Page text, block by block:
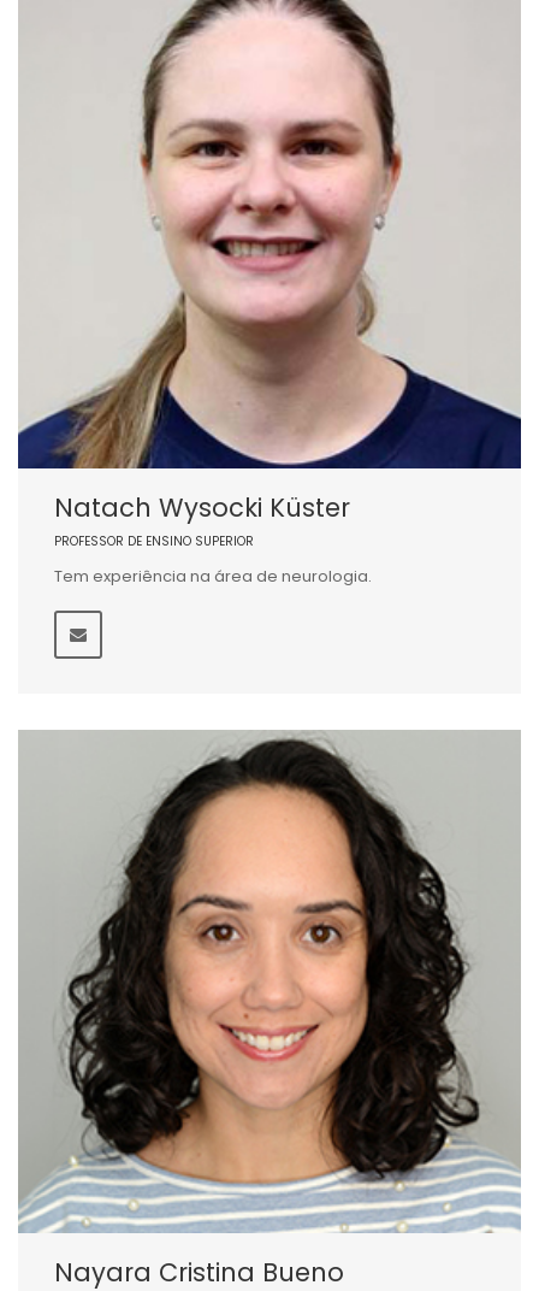
Natach Wysocki Küster
PROFESSOR DE ENSINO SUPERIOR
Tem experiência na área de neurologia.
Nayara Cristina Bueno